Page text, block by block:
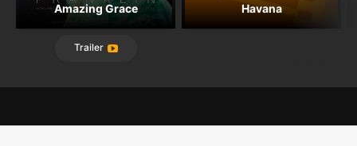
Amazing Grace
Trailer
Havana